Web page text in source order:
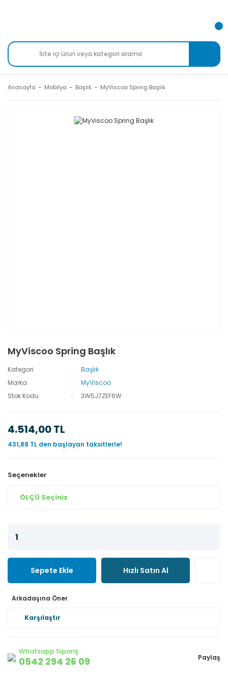
Anasayfa Mobilya Başlık MyViscoo Spring Başlık
MyViscoo Spring Başlık
Kategori
Başlık
Marka
MyViscoo
Stok Kodu
3W5J7ZEF6W
4.514,00 TL
431,88 TL den başlayan taksitlerle!
Seçenekler
Sepete Ekle Hızlı Satın Al
Arkadaşına Öner
Karşılaştır
Whatsapp Sipariş
0542 294 26 09 Paylaş